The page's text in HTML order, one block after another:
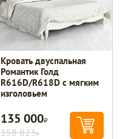
Кровать двуспальная
Романтик Голд
R616D/R618D с мягким
изголовьем
135 000Р
158 823Р